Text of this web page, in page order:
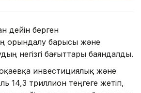
дейін берген
орындалу барысы және
негізгі бағыттары баяндалды.
инвестициялық және
14,3 триллион теңгеге жетіп,